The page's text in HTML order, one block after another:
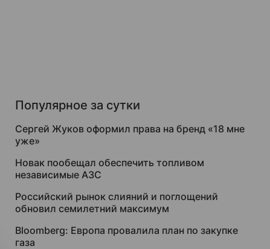
Популярное за сутки
Сергей Жуков оформил права на бренд «18 мне
уже»
Новак пообещал обеспечить топливом
независимые АЗС
Российский рынок слияний и поглощений
обновил семилетний максимум
Bloomberg: Европа провалила план по закупке
газа